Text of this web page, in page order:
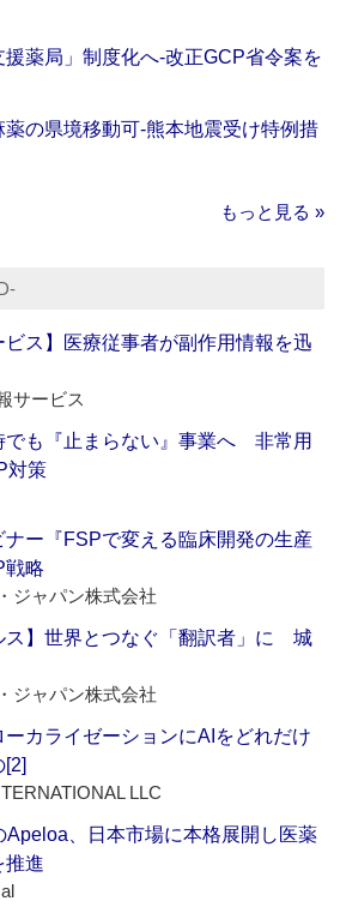
援薬局」制度化へ‐改正GCP省令案を
薬の県境移動可‐熊本地震受け特例措
もっと見る »
ビス】医療従事者が副作用情報を迅
サービス
でも『止まらない』事業へ 非常用
対策
ナー『FSPで変える臨床開発の生産
戦略
ジャパン株式会社
ス】世界とつなぐ「翻訳者」に 城
ジャパン株式会社
カライゼーションにAIをどれだけ
LLC
Apeloa、日本市場に本格展開し医薬
推進